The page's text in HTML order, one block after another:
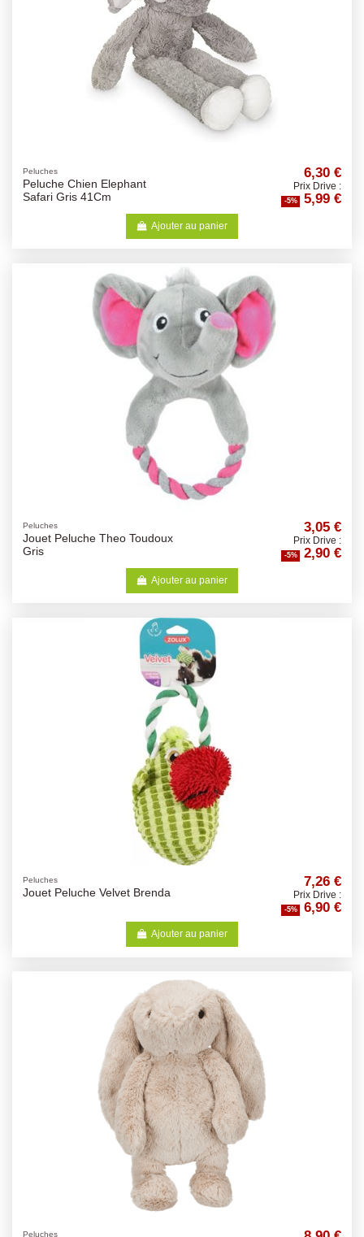
Peluches
Peluche Chien Elephant
Safari Gris 41Cm
6,30 €
Prix Drive :
-5% 5,99 €
Ajouter au panier
Peluches
Jouet Peluche Theo Toudoux
Gris
3,05 €
Prix Drive :
-5% 2,90 €
Ajouter au panier
Peluches
Jouet Peluche Velvet Brenda
7,26 €
Prix Drive :
-5% 6,90 €
Ajouter au panier
Peluches